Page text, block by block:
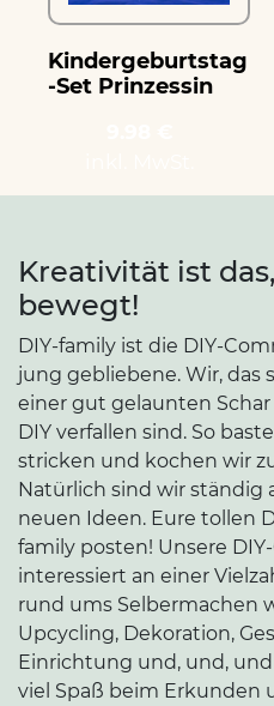
Kindergeburtstag
-Set Prinzessin
Kreativität ist
bewegt!
DIY-family ist die DIY-
jung gebliebene. Wir, das
einer gut gelaunten
DIY verfallen sind. So
stricken und kochen wir
Natürlich sind wir ständig
neuen Ideen. Eure tollen
family posten! Unsere
interessiert an einer
rund ums Selbermachen
Upcycling, Dekoration,
Einrichtung und, und,
viel Spaß beim Erkunden